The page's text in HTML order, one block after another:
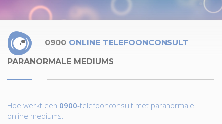
0900 ONLINE TELEFOONCONSULT
PARANORMALE MEDIUMS
Hoe werkt een 0900-telefoonconsult met paranormale
online mediums.